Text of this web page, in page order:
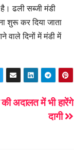
है। ढली सब्जी मंडी
शुरू कर दिया जाता
वाले दिनों में मंडी में
की अदालत में भी हारेंगे
दागी